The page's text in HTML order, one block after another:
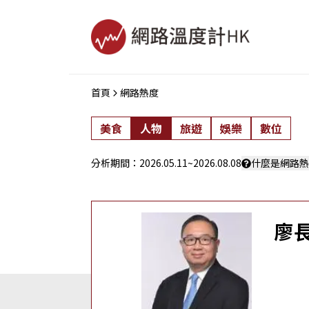
首頁 網路熱度
美食 人物 旅遊 娛樂 數位
分析期間： 2026.05.11~2026.08.08 什麼是網路
廖